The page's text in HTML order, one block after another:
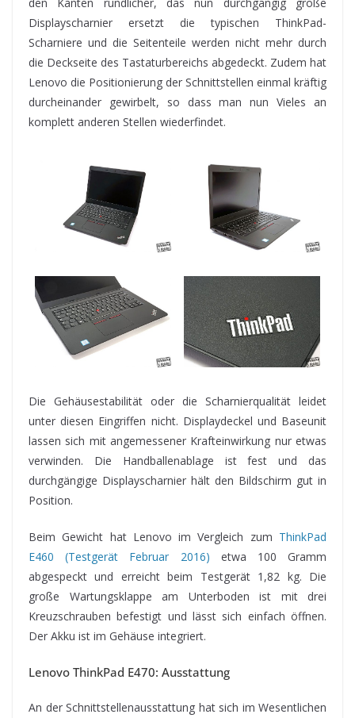
Displayscharnier ersetzt die typischen ThinkPad-
Scharniere und die Seitenteile werden nicht mehr durch
die Deckseite des Tastaturbereichs abgedeckt. Zudem hat
Lenovo die Positionierung der Schnittstellen einmal kräftig
durcheinander gewirbelt, so dass man nun Vieles an
komplett anderen Stellen wiederfindet.
Die Gehäusestabilität oder die Scharnierqualität leidet
unter diesen Eingriffen nicht. Displaydeckel und Baseunit
lassen sich mit angemessener Krafteinwirkung nur etwas
verwinden. Die Handballenablage ist fest und das
durchgängige Displayscharnier hält den Bildschirm gut in
Position.
Beim Gewicht hat Lenovo im Vergleich zum ThinkPad
E460 (Testgerät Februar 2016) etwa 100 Gramm
abgespeckt und erreicht beim Testgerät 1,82 kg. Die
große Wartungsklappe am Unterboden ist mit drei
Kreuzschrauben befestigt und lässt sich einfach öffnen.
Der Akku ist im Gehäuse integriert.
Lenovo ThinkPad E470: Ausstattung
An der Schnittstellenausstattung hat sich im Wesentlichen